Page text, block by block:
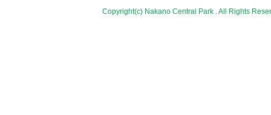
Copyright(c) Nakano Central Park . All Rights